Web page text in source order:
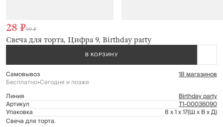
Свеча для торта, Цифра 9, Birthday party
28 ₽99 ₽
В КОРЗИНУ
Самовывоз 18 магазинов
Бесплатно•Сегодня и позже
Линия
Birthday party
Артикул Т1-00036090
Упаковка 8 x 1 x 17(Ш x В x Д)
Свеча для торта.